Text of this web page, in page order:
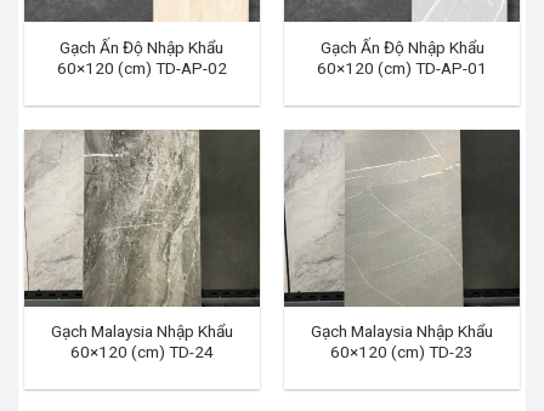
Gạch Ấn Độ Nhập Khẩu
60×120 (cm) TD-AP-02
Gạch Ấn Độ Nhập Khẩu
60×120 (cm) TD-AP-01
Gạch Malaysia Nhập Khẩu
60×120 (cm) TD-24
Gạch Malaysia Nhập Khẩu
60×120 (cm) TD-23